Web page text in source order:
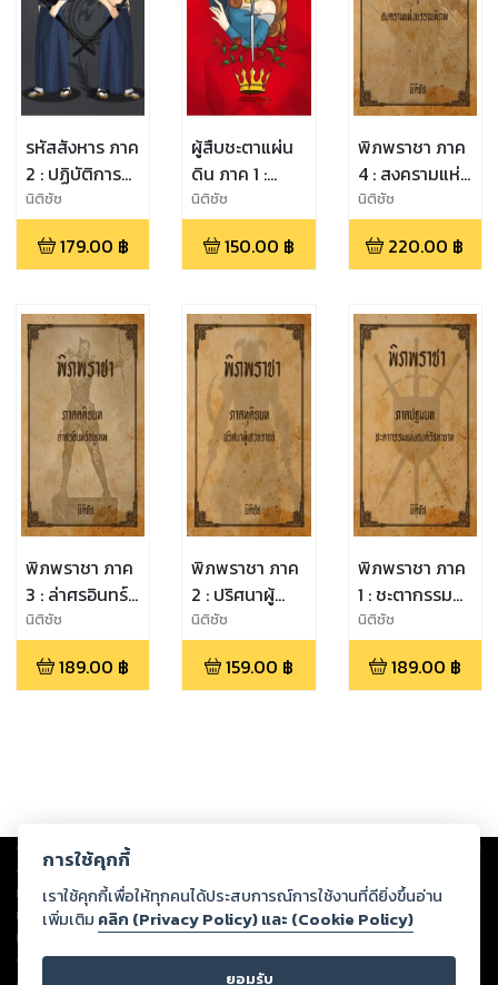
รหัสสังหาร ภาค
2 : ปฏิบัติการ
หักเหลี่ยมทรชน
นิติชัช
179.00 ฿
ผู้สืบชะตาแผ่น
ดิน ภาค 1 :
บัลลังก์รัก
นิติชัช
150.00 ฿
พิภพราชา ภาค
4 : สงครามแห่ง
บรรณพิภพ
นิติชัช
220.00 ฿
พิภพราชา ภาค
3 : ล่าศรอินทร์
ธนูเทพ
นิติชัช
189.00 ฿
พิภพราชา ภาค
2 : ปริศนาผู้
เสวยราชย์
นิติชัช
159.00 ฿
พิภพราชา ภาค
1 : ชะตากรรม
แห่งองค์
รัชทายาท
นิติชัช
189.00 ฿
Copyright © 2026
ต่อผลงานหรือเนื้อหาใดที่อัปโหลดผ่านเว็บไซต์และปรากฏว่าละเมิดสิทธิใน
ทรัพย์สินทางปัญญาของบุคคลอื่นหรือขัดต่อกฎหมายและศีลธรรม ดังนั้น ผู้อ่าน
ทุกท่านโปรดใช้วิจารณญาณในการกลั่นกรองด้วยตนเอง และหากท่านพบว่าส่วน
หนึ่งส่วนใดขัดต่อกฎหมายและศีลธรรม กรุณาแจ้งมายังบริษัท เพื่อทีมงานจะได้
ดำเนินการในทันที ทั้งนี้ ทางสตอรี่ล็อกขอสงวนลิขสิทธิ์ตามพระราชบัญญัติ
การใช้คุกกี้
เราใช้คุกกี้เพื่อให้ทุกคนได้ประสบการณ์การใช้งานที่ดียิ่งขึ้นอ่าน
เพิ่มเติม คลิก (Privacy Policy) และ (Cookie Policy)
ยอมรับ